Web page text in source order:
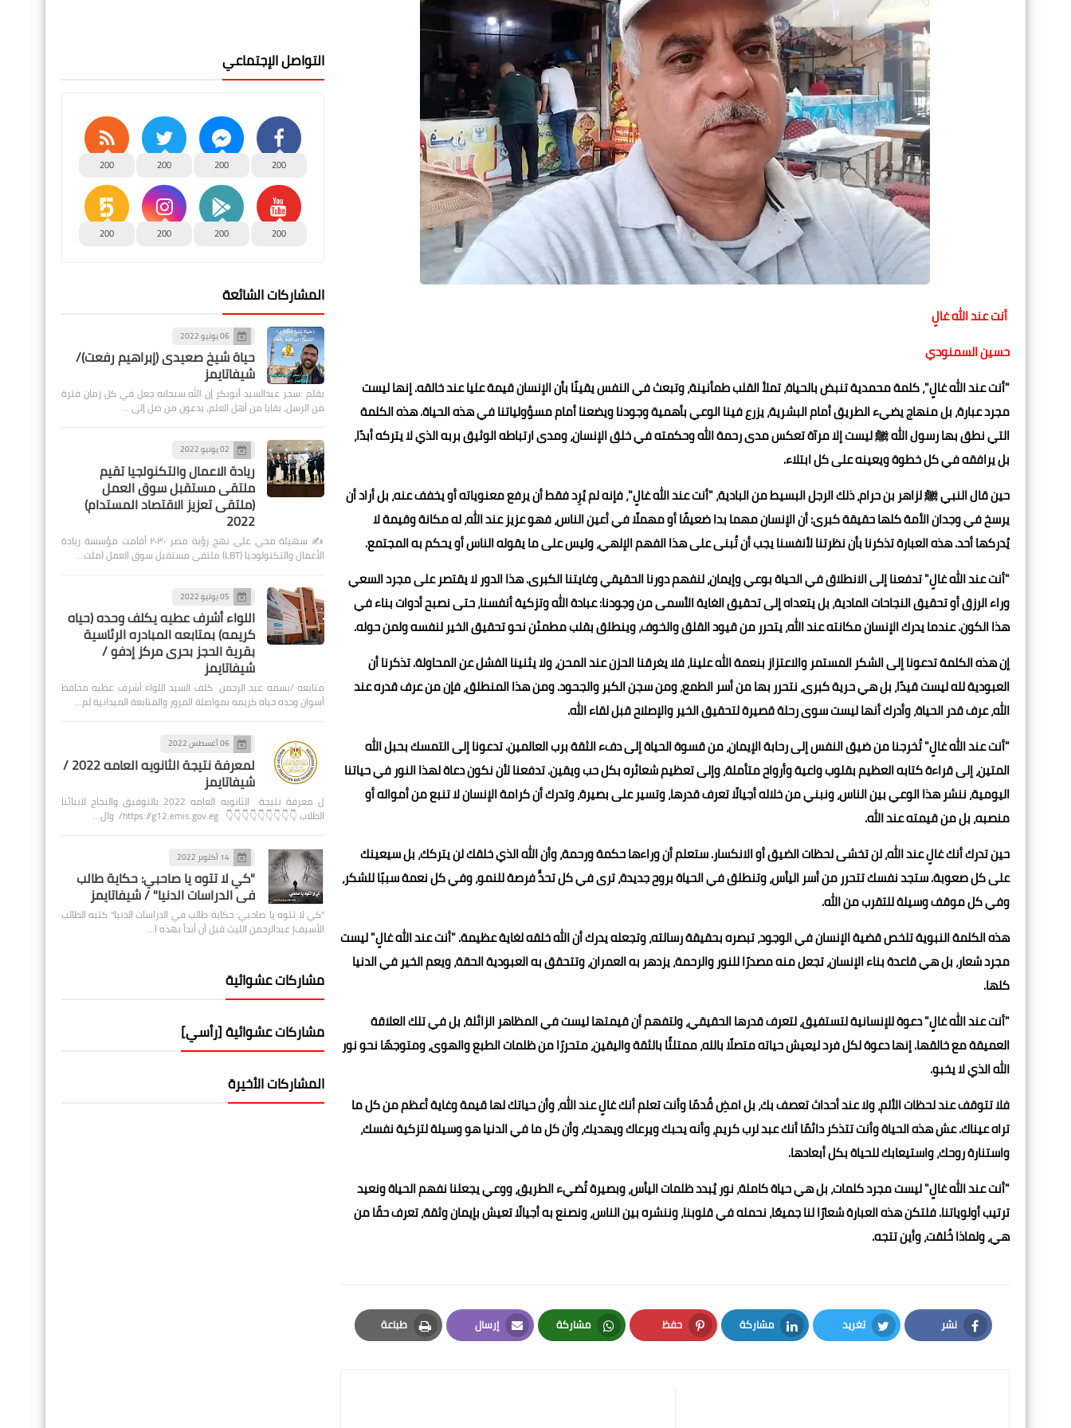
أنت عند الله غالٍ
حسين السمنودي
"أنت عند الله غالٍ"، كلمة محمدية تنبض بالحياة، تملأ القلب طمأنينة، وتبعث في النفس يقينًا بأن الإنسان قيمة عليا عند خالقه. إنها ليست
مجرد عبارة، بل منهاج يضيء الطريق أمام البشرية، يزرع فينا الوعي بأهمية وجودنا ويضعنا أمام مسؤولياتنا في هذه الحياة. هذه الكلمة
التي نطق بها رسول الله ﷺ ليست إلا مرآة تعكس مدى رحمة الله وحكمته في خلق الإنسان، ومدى ارتباطه الوثيق بربه الذي لا يتركه أبدًا،
بل يرافقه في كل خطوة ويعينه على كل ابتلاء.
حين قال النبي ﷺ لزاهر بن حرام، ذلك الرجل البسيط من البادية، "أنت عند الله غالٍ"، فإنه لم يُرِد فقط أن يرفع معنوياته أو يخفف عنه، بل أراد أن
يرسخ في وجدان الأمة كلها حقيقة كبرى: أن الإنسان مهما بدا ضعيفًا أو مهملًا في أعين الناس، فهو عزيز عند الله، له مكانة وقيمة لا
يُدركها أحد. هذه العبارة تذكرنا بأن نظرتنا لأنفسنا يجب أن تُبنى على هذا الفهم الإلهي، وليس على ما يقوله الناس أو يحكم به المجتمع.
"أنت عند الله غالٍ" تدفعنا إلى الانطلاق في الحياة بوعي وإيمان، لنفهم دورنا الحقيقي وغايتنا الكبرى. هذا الدور لا يقتصر على مجرد السعي
وراء الرزق أو تحقيق النجاحات المادية، بل يتعداه إلى تحقيق الغاية الأسمى من وجودنا: عبادة الله وتزكية أنفسنا، حتى نصبح أدوات بناء في
هذا الكون. عندما يدرك الإنسان مكانته عند الله، يتحرر من قيود القلق والخوف، وينطلق بقلب مطمئن نحو تحقيق الخير لنفسه ولمن حوله.
إن هذه الكلمة تدعونا إلى الشكر المستمر والاعتزاز بنعمة الله علينا، فلا يغرقنا الحزن عند المحن، ولا يثنينا الفشل عن المحاولة. تذكرنا أن
العبودية لله ليست قيدًا، بل هي حرية كبرى، نتحرر بها من أسر الطمع، ومن سجن الكبر والجحود. ومن هذا المنطلق، فإن من عرف قدره عند
الله، عرف قدر الحياة، وأدرك أنها ليست سوى رحلة قصيرة لتحقيق الخير والإصلاح قبل لقاء الله.
"أنت عند الله غالٍ" تُخرجنا من ضيق النفس إلى رحابة الإيمان، من قسوة الحياة إلى دفء الثقة برب العالمين. تدعونا إلى التمسك بحبل الله
المتين، إلى قراءة كتابه العظيم بقلوب واعية وأرواح متأملة، وإلى تعظيم شعائره بكل حب ويقين. تدفعنا لأن نكون دعاة لهذا النور في حياتنا
اليومية، ننشر هذا الوعي بين الناس، ونبني من خلاله أجيالًا تعرف قدرها، وتسير على بصيرة، وتدرك أن كرامة الإنسان لا تنبع من أمواله أو
منصبه، بل من قيمته عند الله.
حين تدرك أنك غالٍ عند الله، لن تخشى لحظات الضيق أو الانكسار. ستعلم أن وراءها حكمة ورحمة، وأن الله الذي خلقك لن يتركك، بل سيعينك
على كل صعوبة. ستجد نفسك تتحرر من أسر اليأس، وتنطلق في الحياة بروح جديدة، ترى في كل تحدٍّ فرصة للنمو، وفي كل نعمة سببًا للشكر،
وفي كل موقف وسيلة للتقرب من الله.
هذه الكلمة النبوية تلخص قضية الإنسان في الوجود، تبصره بحقيقة رسالته، وتجعله يدرك أن الله خلقه لغاية عظيمة. "أنت عند الله غالٍ" ليست
مجرد شعار، بل هي قاعدة بناء الإنسان، تجعل منه مصدرًا للنور والرحمة، يزدهر به العمران، وتتحقق به العبودية الحقة، ويعم الخير في الدنيا
كلها.
"أنت عند الله غالٍ" دعوة للإنسانية لتستفيق، لتعرف قدرها الحقيقي، ولتفهم أن قيمتها ليست في المظاهر الزائلة، بل في تلك العلاقة
العميقة مع خالقها. إنها دعوة لكل فرد ليعيش حياته متصلًا بالله، ممتلئًا بالثقة واليقين، متحررًا من ظلمات الطبع والهوى، ومتوجهًا نحو نور
الله الذي لا يخبو.
فلا تتوقف عند لحظات الألم، ولا عند أحداث تعصف بك، بل امضِ قُدمًا وأنت تعلم أنك غالٍ عند الله، وأن حياتك لها قيمة وغاية أعظم من كل ما
تراه عيناك. عش هذه الحياة وأنت تتذكر دائمًا أنك عبد لرب كريم، وأنه يحبك ويرعاك ويهديك، وأن كل ما في الدنيا هو وسيلة لتزكية نفسك،
واستنارة روحك، واستيعابك للحياة بكل أبعادها.
"أنت عند الله غالٍ" ليست مجرد كلمات، بل هي حياة كاملة، نور يُبدد ظلمات اليأس، وبصيرة تُضيء الطريق، ووعي يجعلنا نفهم الحياة ونعيد
ترتيب أولوياتنا. فلتكن هذه العبارة شعارًا لنا جميعًا، نحمله في قلوبنا، وننشره بين الناس، ونصنع به أجيالًا تعيش بإيمان وثقة، تعرف حقًا من
هي، ولماذا خُلقت، وأين تتجه.
نشر
Facebook
تغريد
Twitter
مشاركة
LinkedIn
حفظ
Pinterest
مشاركة
Whatsapp
إرسال
Email
طباعة
Print
التواصل الإجتماعي
200
200
200
200
200
200
200
200
المشاركات الشائعة
06 يونيو 2022
حياة شيخ صعيدى (إبراهيم رفعت)/
شيفاتايمز
بقلم :سحر عبدالسيد أبوبكر إن الله سبحانه جعل في كل زمان فترة
من الرسل، بقايا من أهل العلم، يدعون من ضل إلى …
02 يونيو 2022
ريادة الاعمال والتكنولجيا تقيم
ملتقى مستقبل سوق العمل
(ملتقى تعزيز الاقتصاد المستدام)
2022
✍️ سهيلة محي على نهج رؤية مصر ٢٠٣٠ أقامت مؤسسة ريادة
الأعمال والتكنولوجيا (LBT) ملتقى مستقبل سوق العمل (ملت…
05 يوليو 2022
اللواء أشرف عطيه يكلف وحده (حياه
كريمه) بمتابعه المبادره الرئاسية
بقرية الحجز بحرى مركز إدفو /
شيفاتايمز
متابعه /بسمه عبد الرحمن كلف السيد اللواء أشرف عطيه محافظ
أسوان وحده حياه كريمه بمواصلة المرور والمتابعة الميدانية لم…
06 أغسطس 2022
لمعرفة نتيجة الثانويه العامه 2022 /
شيفاتايمز
ل معرفة نتيجة الثانويه العامه 2022 بالتوفيق والنجاح لابنائنا
الطلاب 👇👇👇👇👇👇👇👇👇 https://g12.emis.gov.eg/ وال…
14 أكتوبر 2022
"كي لا تتوه يا صاحبي: حكاية طالب
في الدراسات الدنيا" / شيفاتايمز
"كي لا تتوه يا صاحبي: حكاية طالب في الدراسات الدنيا" كتبه الطالب
الأسيف| عبدالرحمن الليث قبل أن أبدأ بهذه ا…
مشاركات عشوائية
مشاركات عشوائية [رأسي]
المشاركات الأخيرة